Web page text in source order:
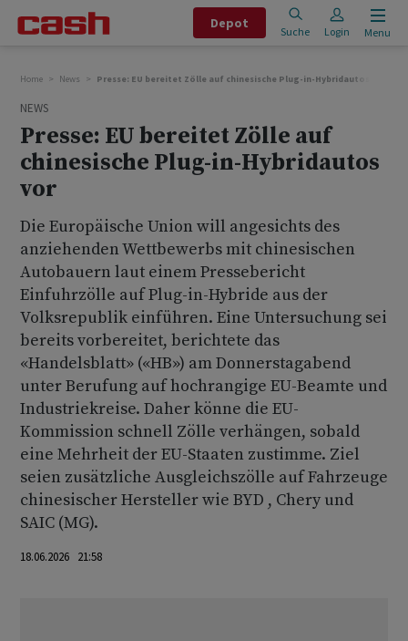
Depot
Suche Login Menu
Home News Presse: EU bereitet Zölle auf chinesische Plug-in-Hybridautos vor
NEWS
Presse: EU bereitet Zölle auf
chinesische Plug-in-Hybridautos
vor
Die Europäische Union will angesichts des
anziehenden Wettbewerbs mit chinesischen
Autobauern laut einem Pressebericht
Einfuhrzölle auf Plug-in-Hybride aus der
Volksrepublik einführen. Eine Untersuchung sei
bereits vorbereitet, berichtete das
«Handelsblatt» («HB») am Donnerstagabend
unter Berufung auf hochrangige EU-Beamte und
Industriekreise. Daher könne die EU-
Kommission schnell Zölle verhängen, sobald
eine Mehrheit der EU-Staaten zustimme. Ziel
seien zusätzliche Ausgleichszölle auf Fahrzeuge
chinesischer Hersteller wie BYD , Chery und
SAIC (MG).
18.06.2026 21:58